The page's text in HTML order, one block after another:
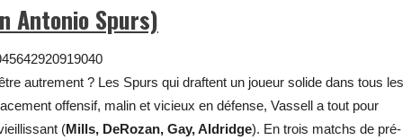
Antonio Spurs)
autrement ? Les Spurs qui draftent un joueur solide dans tous les
offensif, malin et vicieux en défense, Vassell a tout pour
(Mills, DeRozan, Gay, Aldridge). En trois matchs de pré-